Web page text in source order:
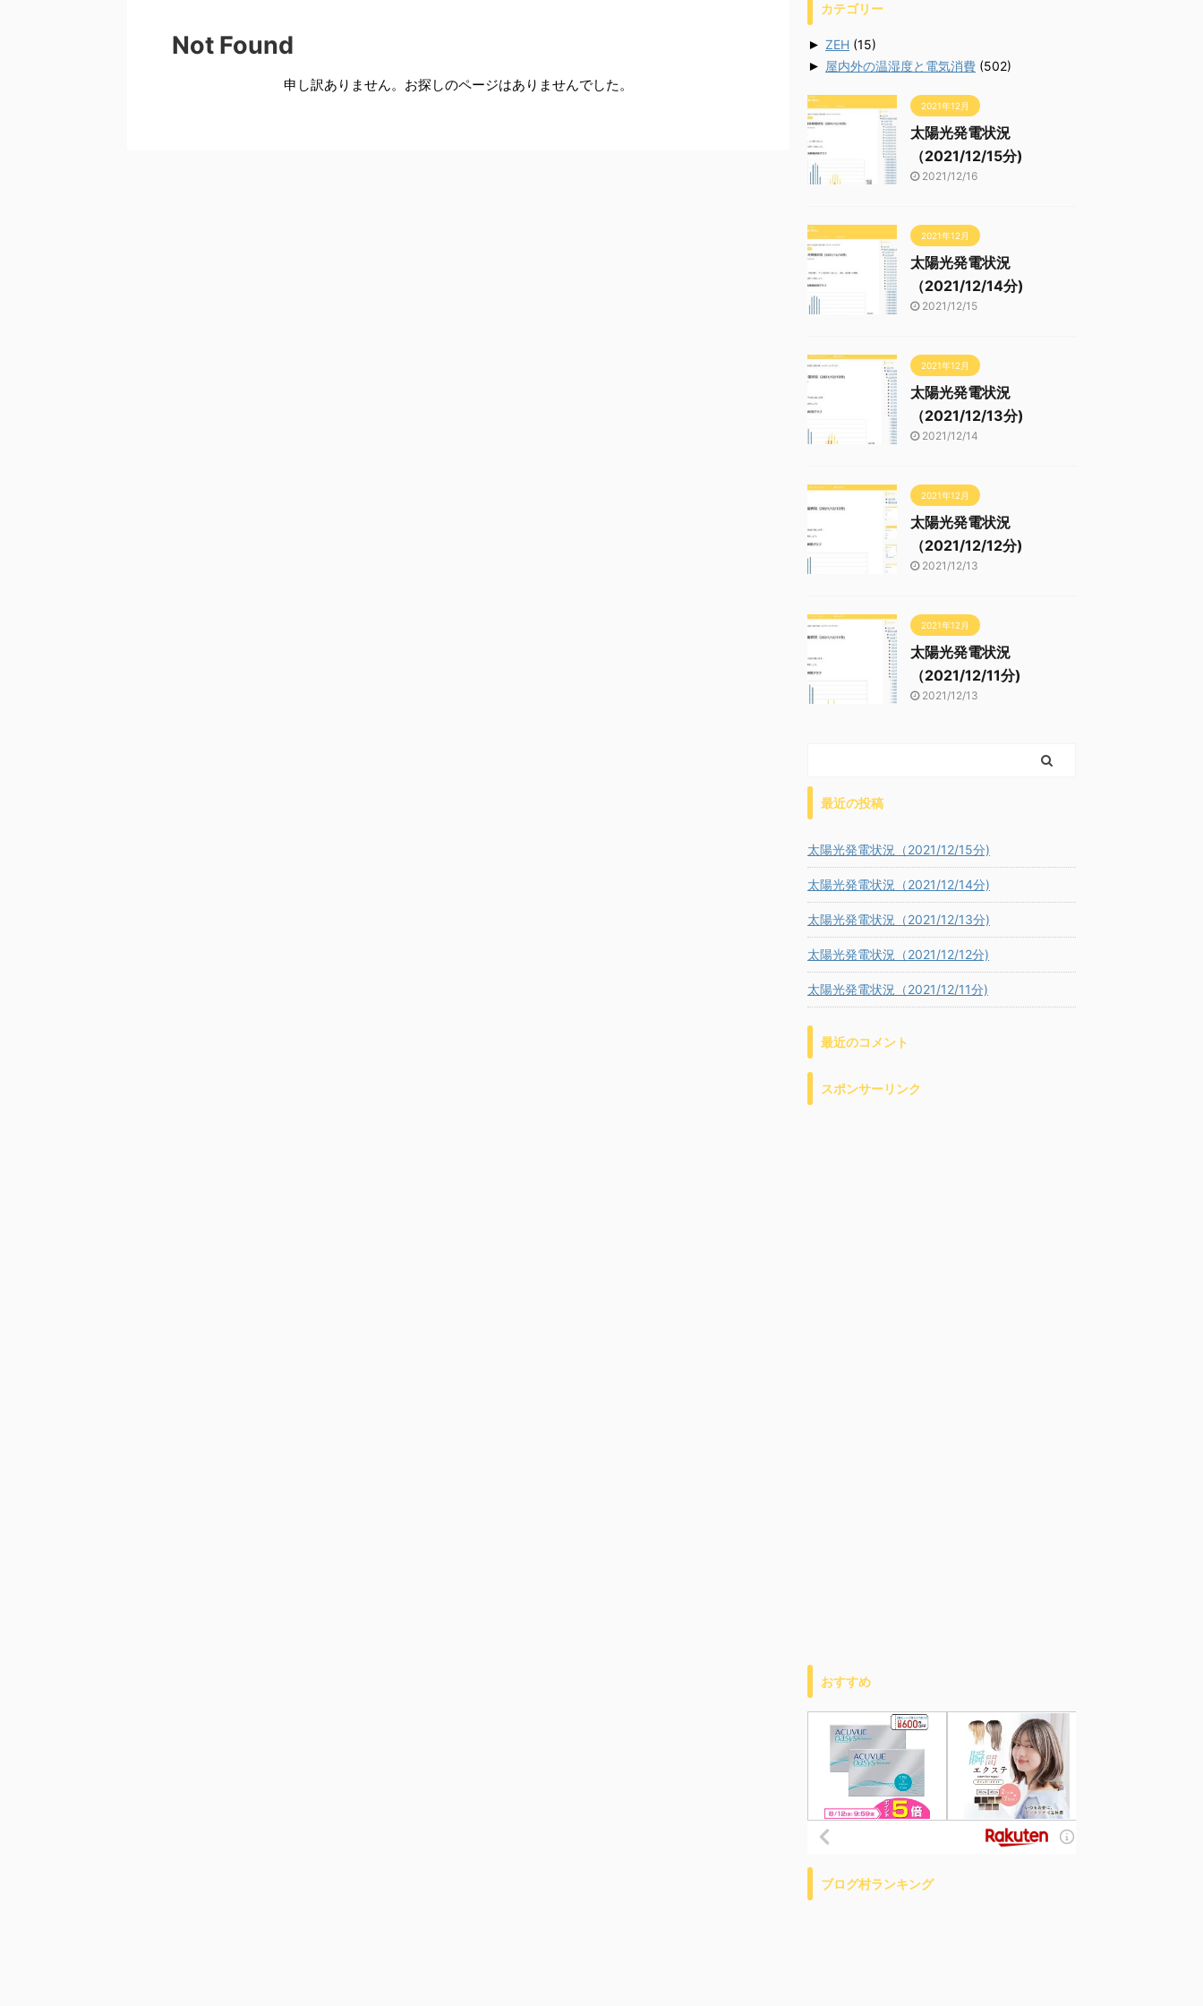
Not Found
申し訳ありません。お探しのページはありませんでした。
カテゴリー
► ZEH (15)
► 屋内外の温湿度と電気消費 (502)
2021年12月
太陽光発電状況
（2021/12/15分)
2021/12/16
2021年12月
太陽光発電状況
（2021/12/14分)
2021/12/15
2021年12月
太陽光発電状況
（2021/12/13分)
2021/12/14
2021年12月
太陽光発電状況
（2021/12/12分)
2021/12/13
2021年12月
太陽光発電状況
（2021/12/11分)
2021/12/13
最近の投稿
太陽光発電状況（2021/12/15分)
太陽光発電状況（2021/12/14分)
太陽光発電状況（2021/12/13分)
太陽光発電状況（2021/12/12分)
太陽光発電状況（2021/12/11分)
最近のコメント
スポンサーリンク
おすすめ
ブログ村ランキング